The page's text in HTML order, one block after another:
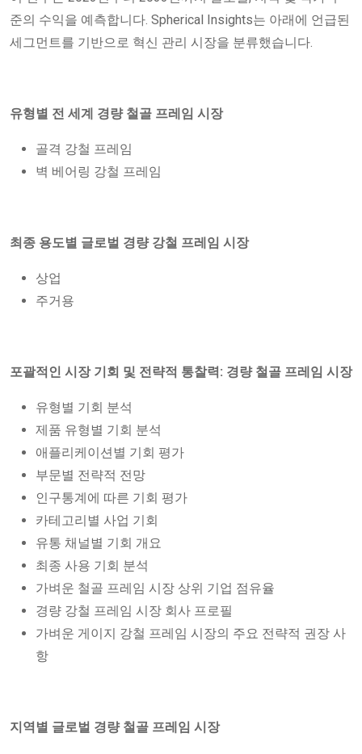
준의 수익을 예측합니다. Spherical Insights는 아래에 언급된
세그먼트를 기반으로 혁신 관리 시장을 분류했습니다.
유형별 전 세계 경량 철골 프레임 시장
골격 강철 프레임
벽 베어링 강철 프레임
최종 용도별 글로벌 경량 강철 프레임 시장
상업
주거용
포괄적인 시장 기회 및 전략적 통찰력: 경량 철골 프레임 시장
유형별 기회 분석
제품 유형별 기회 분석
애플리케이션별 기회 평가
부문별 전략적 전망
인구통계에 따른 기회 평가
카테고리별 사업 기회
유통 채널별 기회 개요
최종 사용 기회 분석
가벼운 철골 프레임 시장 상위 기업 점유율
경량 강철 프레임 시장 회사 프로필
가벼운 게이지 강철 프레임 시장의 주요 전략적 권장 사
항
지역별 글로벌 경량 철골 프레임 시장